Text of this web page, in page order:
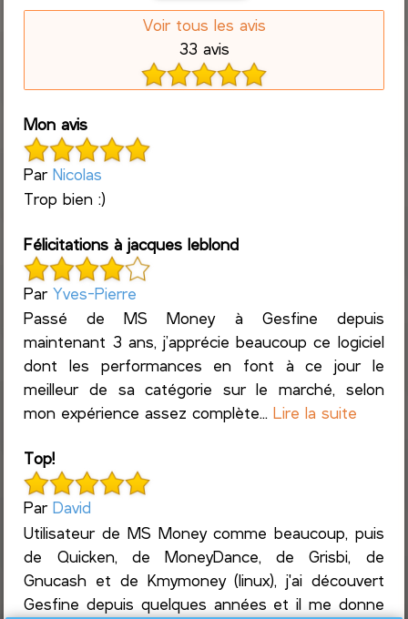
Voir tous les avis
33 avis
Mon avis
ParNicolas
Trop bien :)
Félicitations à jacques leblond
ParYves-Pierre
Passé de MS Money à Gesfine depuis
maintenant 3 ans, j’apprécie beaucoup ce logiciel
dont les performances en font à ce jour le
meilleur de sa catégorie sur le marché, selon
mon expérience assez complète...Lire la suite
Top!
ParDavid
Utilisateur de MS Money comme beaucoup, puis
de Quicken, de MoneyDance, de Grisbi, de
Gnucash et de Kmymoney (linux), j'ai découvert
Gesfine depuis quelques années et il me donne